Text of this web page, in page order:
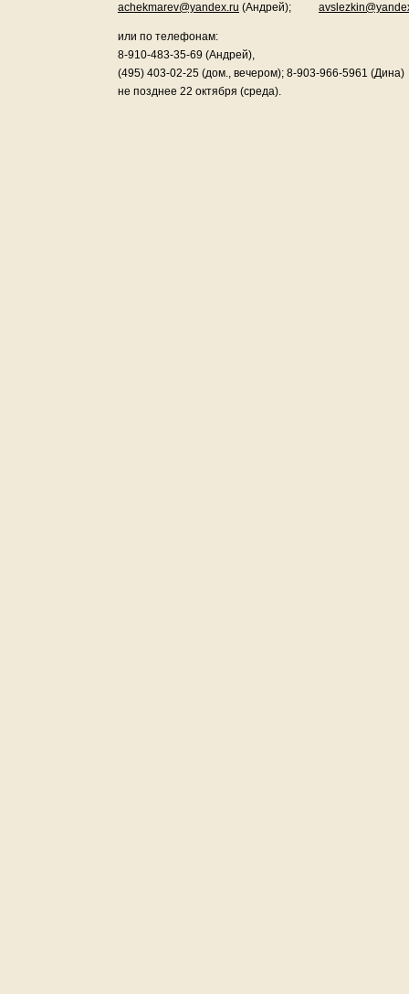
achekmarev@yandex.ru (Андрей);
или по телефонам:
8-910-483-35-69 (Андрей),
(495) 403-02-25 (дом., вечером); 8-903-966-5961 (Дина)
не позднее 22 октября (среда).